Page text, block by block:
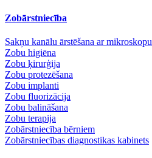
Zobārstniecība
Sakņu kanālu ārstēšana ar mikroskopu
Zobu higiēna
Zobu ķirurģija
Zobu protezēšana
Zobu implanti
Zobu fluorizācija
Zobu balināšana
Zobu terapija
Zobārstniecība bērniem
Zobārstniecības diagnostikas kabinets